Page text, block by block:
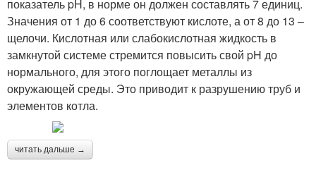
показатель pH, в норме он должен составлять 7 единиц.
Значения от 1 до 6 соответствуют кислоте, а от 8 до 13 –
щелочи. Кислотная или слабокислотная жидкость в
замкнутой системе стремится повысить свой pH до
нормального, для этого поглощает металлы из
окружающей среды. Это приводит к разрушению труб и
элементов котла.
читать дальше →